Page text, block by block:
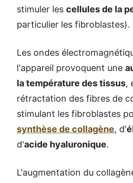
stimuler les cellules de la
particulier les fibroblastes).
Les ondes
l'appareil provoquent une
la température des tissus,
rétractation des fibres de
stimulant les fibroblastes
synthèse de collagène, d'
d'acide hyaluronique.
L'augmentation du